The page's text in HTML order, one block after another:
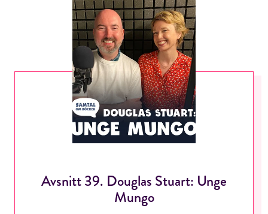
Avsnitt 39. Douglas Stuart: Unge
Mungo